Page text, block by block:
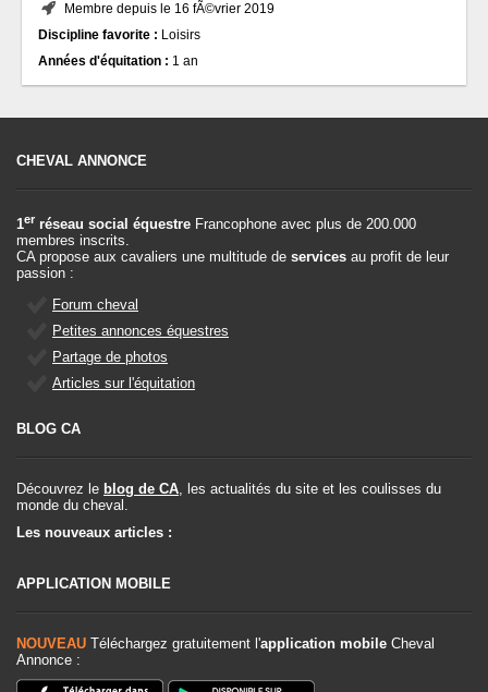
Membre depuis le 16 fÃ©vrier 2019
Discipline favorite : Loisirs
Années d'équitation : 1 an
CHEVAL ANNONCE
1er réseau social équestre Francophone avec plus de 200.000
membres inscrits.
CA propose aux cavaliers une multitude de services au profit de leur
passion :
Forum cheval
Petites annonces équestres
Partage de photos
Articles sur l'équitation
BLOG CA
Découvrez le blog de CA, les actualités du site et les coulisses du
monde du cheval.
Les nouveaux articles :
APPLICATION MOBILE
NOUVEAU Téléchargez gratuitement l'application mobile Cheval
Annonce :